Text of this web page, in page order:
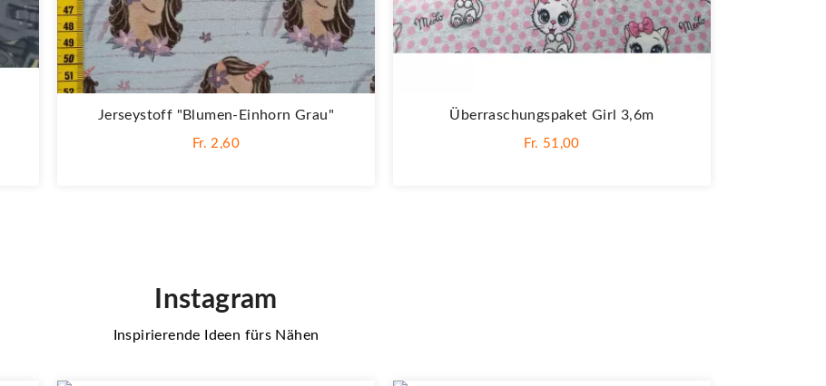
Jerseystoff "Blumen-Einhorn Grau"
Fr. 2,60
Überraschungspaket Girl 3,6m
Fr. 51,00
Instagram
Inspirierende Ideen fürs Nähen